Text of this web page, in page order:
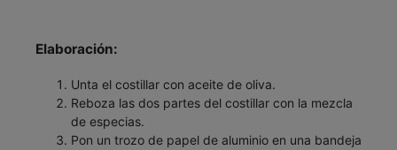
Elaboración:
Unta el costillar con aceite de oliva.
Reboza las dos partes del costillar con la mezcla
de especias.
Pon un trozo de papel de aluminio en una bandeja